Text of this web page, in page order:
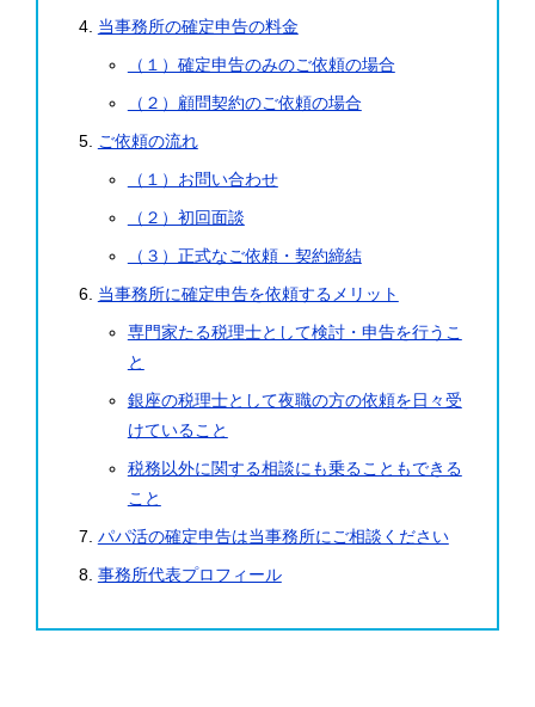
当事務所の確定申告の料金
（１）確定申告のみのご依頼の場合
（２）顧問契約のご依頼の場合
ご依頼の流れ
（１）お問い合わせ
（２）初回面談
（３）正式なご依頼・契約締結
当事務所に確定申告を依頼するメリット
専門家たる税理士として検討・申告を行うこ
と
銀座の税理士として夜職の方の依頼を日々受
けていること
税務以外に関する相談にも乗ることもできる
こと
パパ活の確定申告は当事務所にご相談ください
事務所代表プロフィール